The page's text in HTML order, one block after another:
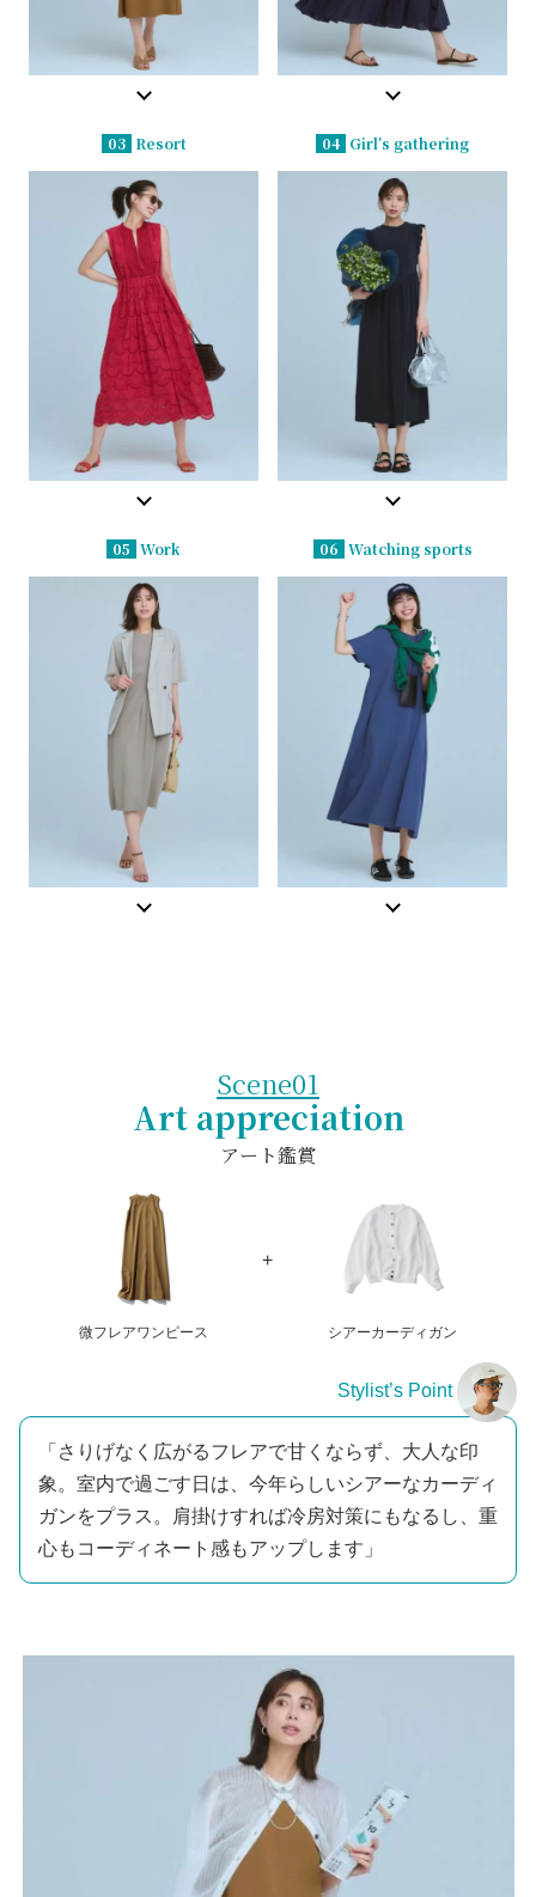
03 Resort 04 Girl’s gathering
05 Work 06 Watching sports
Scene01
Art appreciation
アート鑑賞
微フレアワンピース シアーカーディガン
Stylist’s Point
「さりげなく広がるフレアで甘くならず、大人な印
象。室内で過ごす日は、今年らしいシアーなカーディ
ガンをプラス。肩掛けすれば冷房対策にもなるし、重
心もコーディネート感もアップします」